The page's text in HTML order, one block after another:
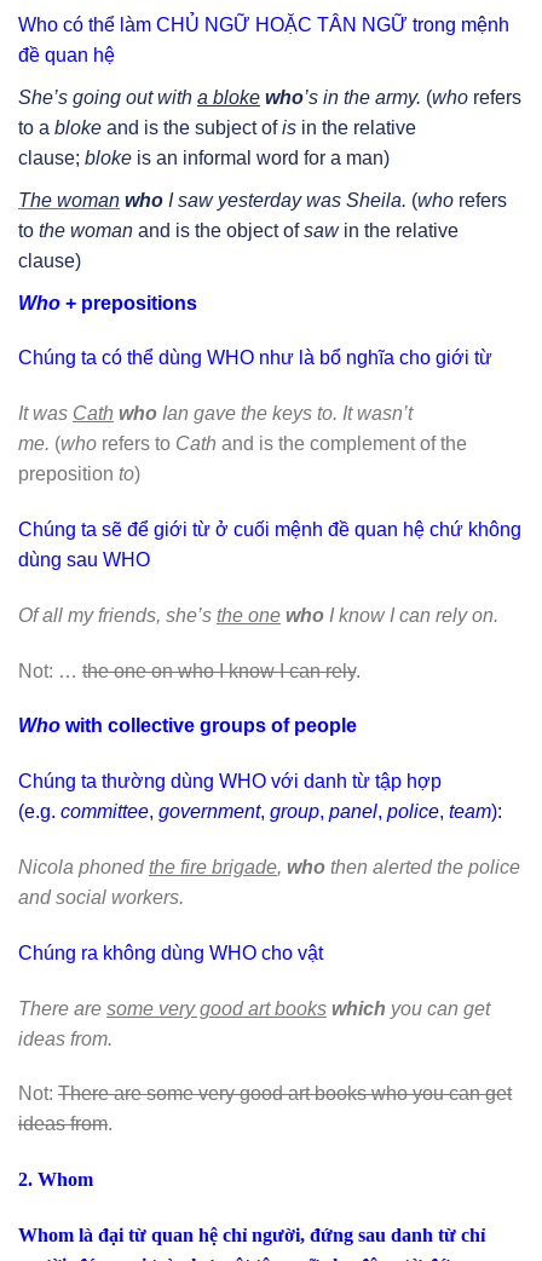
Who có thể làm CHỦ NGỮ HOẶC TÂN NGỮ trong mệnh
đề quan hệ
She’s going out with a bloke who’s in the army. (who refers
to a bloke and is the subject ofis in the relative
clause; bloke is an informal word for a man)
The woman who I saw yesterday was Sheila. (who refers
to the woman and is the object ofsawin the relative
clause)
Who + prepositions
Chúng ta có thể dùng WHO như là bổ nghĩa cho giới từ
It was Cath who Ian gave the keys to. It wasn’t
me. (who refers to Cath and is the complement of the
preposition to)
Chúng ta sẽ để giới từ ở cuối mệnh đề quan hệ chứ không
dùng sau WHO
Of all my friends, she’s the one who I know I can rely on.
Not: … the one on who I know I can rely.
Who with collective groups of people
Chúng ta thường dùng WHO với danh từ tập hợp
(e.g. committee, government, group, panel, police, team):
Nicola phonedthe fire brigade, who then alerted the police
and social workers.
Chúng ra không dùng WHO cho vật
There are some very good art books which you can get
ideas from.
Not: There are some very good art books who you can get
ideas from.
2. Whom
Whom là đại từ quan hệ chỉ người, đứng sau danh từ chỉ